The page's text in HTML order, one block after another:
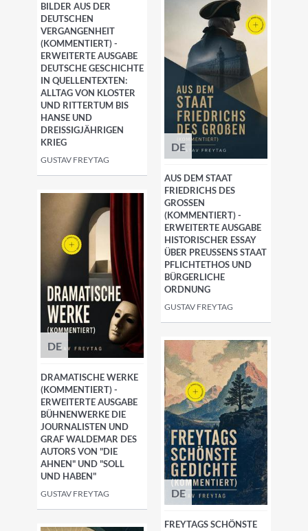
BILDER AUS DER
DEUTSCHEN
VERGANGENHEIT
(KOMMENTIERT) -
ERWEITERTE AUSGABE
DEUTSCHE GESCHICHTE
IN QUELLENTEXTEN:
ALLTAG VON KLOSTER
UND RITTERTUM BIS
HANSE UND
DREISSIGJÄHRIGEN K
RIEG
GUSTAV FREYTAG
DE
AUS DEM STAAT
FRIEDRICHS DES
GROSSEN (
KOMMENTIERT) - E
RWEITERTE AUSGABE H
ISTORISCHER ESSAY Ü
BER PREUSSENS STAAT PF
LICHTETHOS UND BÜ
RGERLICHE OR
DNUNG
GUSTAV FREYTAG
DE
DRAMATISCHE WERKE
(KOMMENTIERT) -
ERWEITERTE AUSGABE
BÜHNENWERKE DIE
JOURNALISTEN UND
GRAF WALDEMAR DES
AUTORS VON "DIE
AHNEN" UND "SOLL
UND HABEN"
GUSTAV FREYTAG DE
FREYTAGS SCHÖNSTE